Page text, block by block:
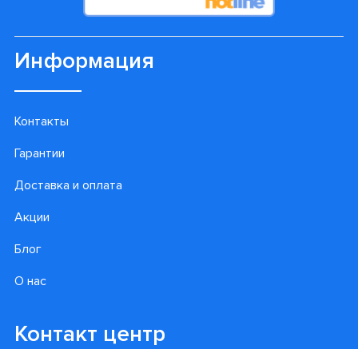
Информация
Контакты
Гарантии
Доставка и оплата
Акции
Блог
О нас
Контакт центр